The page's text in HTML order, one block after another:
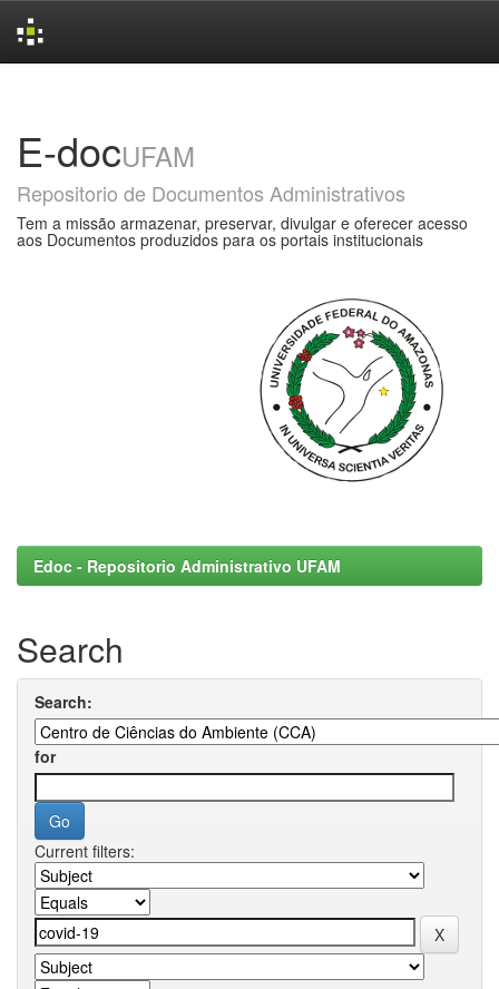
E-docUFAM
Repositorio de Documentos Administrativos
Tem a missão armazenar, preservar, divulgar e oferecer acesso
aos Documentos produzidos para os portais institucionais
Edoc - Repositorio Administrativo UFAM
Search
Search:
for
Current filters: